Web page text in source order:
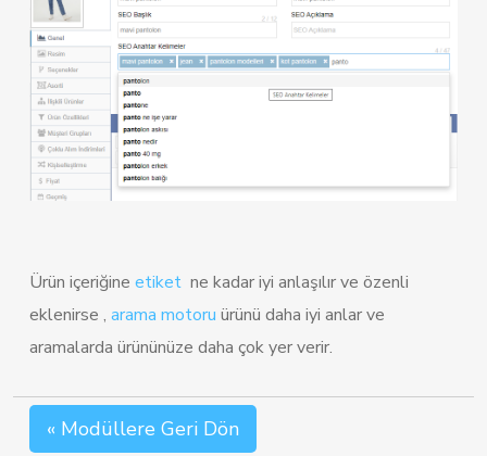
Ürün içeriğine etiket ne kadar iyi anlaşılır ve özenli
eklenirse , arama motoru ürünü daha iyi anlar ve
aramalarda ürününüze daha çok yer verir.
« Modüllere Geri Dön